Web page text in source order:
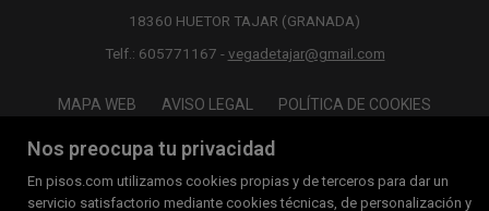
Nos preocupa tu privacidad
En pisos.com utilizamos cookies propias y de terceros para dar un
servicio satisfactorio mediante cookies técnicas, de personalización y
18360 HUETOR TAJAR (GRANADA)
Telf.: 605771167 -vegadetajar@gmail.com
MAPA WEB AVISO LEGAL POLÍTICA DE COOKIES